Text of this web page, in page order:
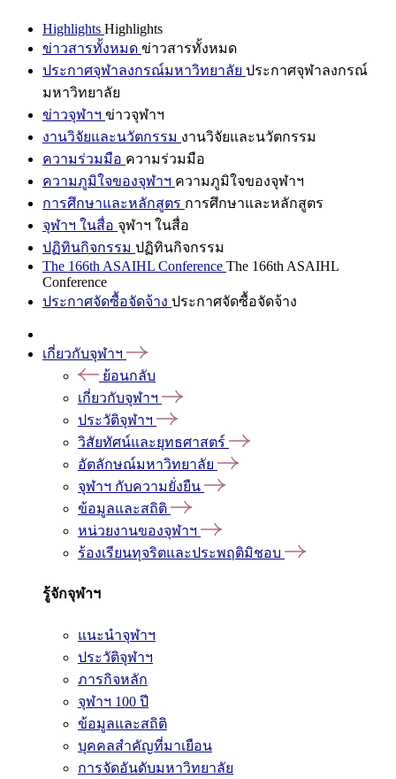
Highlights Highlights
ข่าวสารทั้งหมด ข่าวสารทั้งหมด
ประกาศจุฬาลงกรณ์มหาวิทยาลัย ประกาศจุฬาลงกรณ์
มหาวิทยาลัย
ข่าวจุฬาฯ ข่าวจุฬาฯ
งานวิจัยและนวัตกรรม งานวิจัยและนวัตกรรม
ความร่วมมือ ความร่วมมือ
ความภูมิใจของจุฬาฯ ความภูมิใจของจุฬาฯ
การศึกษาและหลักสูตร การศึกษาและหลักสูตร
จุฬาฯ ในสื่อ จุฬาฯ ในสื่อ
ปฏิทินกิจกรรม ปฏิทินกิจกรรม
The 166th ASAIHL Conference The 166th ASAIHL
Conference
ประกาศจัดซื้อจัดจ้าง ประกาศจัดซื้อจัดจ้าง
เกี่ยวกับจุฬาฯ
ย้อนกลับ
เกี่ยวกับจุฬาฯ
ประวัติจุฬาฯ
วิสัยทัศน์และยุทธศาสตร์
อัตลักษณ์มหาวิทยาลัย
จุฬาฯ กับความยั่งยืน
ข้อมูลและสถิติ
หน่วยงานของจุฬาฯ
ร้องเรียนทุจริตและประพฤติมิชอบ
รู้จักจุฬาฯ
แนะนำจุฬาฯ
ประวัติจุฬาฯ
ภารกิจหลัก
จุฬาฯ 100 ปี
ข้อมูลและสถิติ
บุคคลสำคัญที่มาเยือน
การจัดอันดับมหาวิทยาลัย